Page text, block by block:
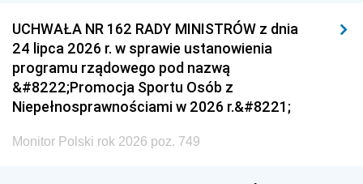
UCHWAŁA NR 162 RADY MINISTRÓW z dnia
24 lipca 2026 r. w sprawie ustanowienia
programu rządowego pod nazwą
&#8222;Promocja Sportu Osób z
Niepełnosprawnościami w 2026 r.&#8221;
Monitor Polski rok 2026 poz. 749